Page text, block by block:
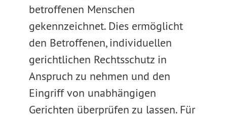
betroffenen Menschen
gekennzeichnet. Dies ermöglicht
den Betroffenen, individuellen
gerichtlichen Rechtsschutz in
Anspruch zu nehmen und den
Eingriff von unabhängigen
Gerichten überprüfen zu lassen. Für